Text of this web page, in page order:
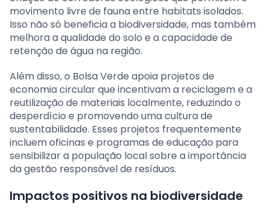
movimento livre de fauna entre habitats isolados.
Isso não só beneficia a biodiversidade, mas também
melhora a qualidade do solo e a capacidade de
retenção de água na região.
Além disso, o Bolsa Verde apoia projetos de
economia circular que incentivam a reciclagem e a
reutilização de materiais localmente, reduzindo o
desperdício e promovendo uma cultura de
sustentabilidade. Esses projetos frequentemente
incluem oficinas e programas de educação para
sensibilizar a população local sobre a importância
da gestão responsável de resíduos.
Impactos positivos na biodiversidade